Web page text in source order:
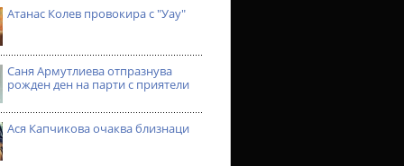
Атанас Колев провокира с "Уау"
Саня Армутлиева отпразнува
рожден ден на парти с приятели
Ася Капчикова очаква близнаци